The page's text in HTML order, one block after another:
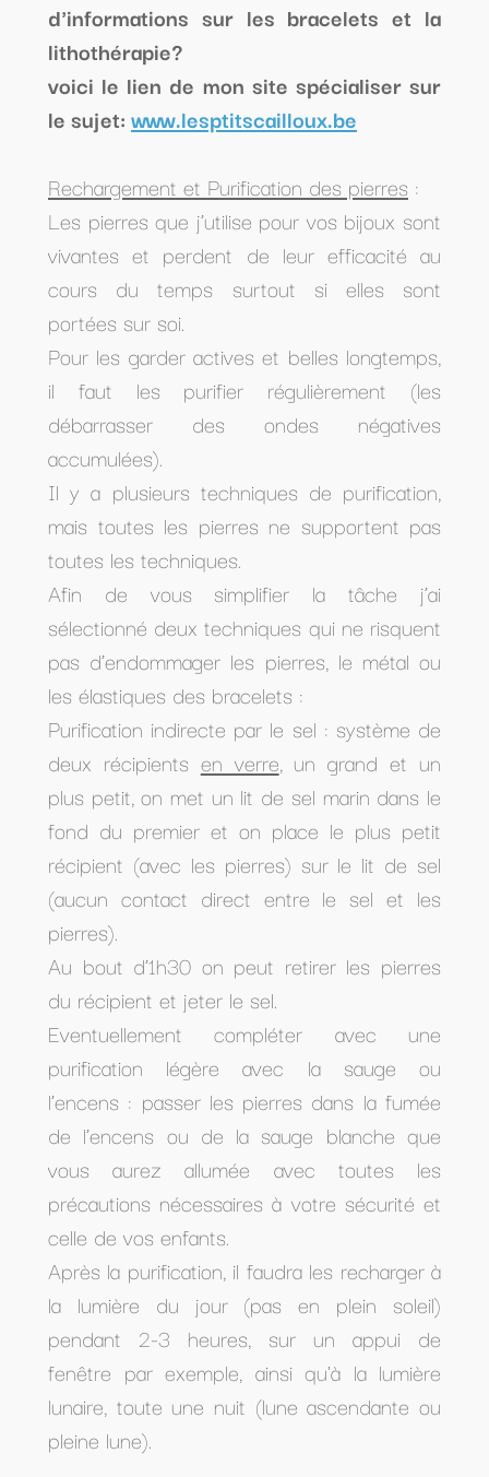
d'informations sur les bracelets et la
lithothérapie?
voici le lien de mon site spécialiser sur
le sujet:www.lesptitscailloux.be
Rechargement et Purification des pierres :
Les pierres que j’utilise pour vos bijoux sont
vivantes et perdent de leur efficacité au
cours du temps surtout si elles sont
portées sur soi.
Pour les garder actives et belles longtemps,
il faut les purifier régulièrement (les
débarrasser des ondes négatives
accumulées).
Il y a plusieurs techniques de purification,
mais toutes les pierres ne supportent pas
toutes les techniques.
Afin de vous simplifier la tâche j’ai
sélectionné deux techniques qui ne risquent
pas d’endommager les pierres, le métal ou
les élastiques des bracelets :
Purification indirecte par le sel : système de
deux récipients en verre, un grand et un
plus petit, on met un lit de sel marin dans le
fond du premier et on place le plus petit
récipient (avec les pierres) sur le lit de sel
(aucun contact direct entre le sel et les
pierres).
Au bout d’1h30 on peut retirer les pierres
du récipient et jeter le sel.
Eventuellement compléter avec une
purification légère avec la sauge ou
l’encens : passer les pierres dans la fumée
de l’encens ou de la sauge blanche que
vous aurez allumée avec toutes les
précautions nécessaires à votre sécurité et
celle de vos enfants.
Après la purification, il faudra les recharger à
la lumière du jour (pas en plein soleil)
pendant 2-3 heures, sur un appui de
fenêtre par exemple, ainsi qu'à la lumière
lunaire, toute une nuit (lune ascendante ou
pleine lune).